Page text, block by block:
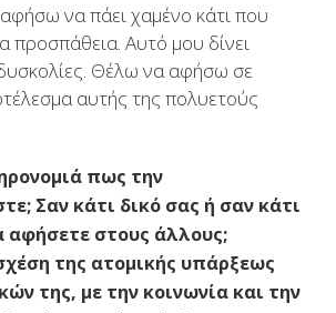
να πάει χαμένο κάτι που
προσπάθεια. Αυτό μου δίνει
Θέλω να αφήσω σε
αυτής της πολυετούς
πως την
Σαν κάτι δικό σας ή σαν κάτι
αφήσετε στους άλλους;
της ατομικής υπάρξεως
της, με την κοινωνία και την